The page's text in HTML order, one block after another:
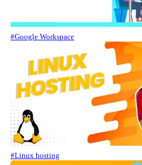
#Google Workspace
#Linux hosting